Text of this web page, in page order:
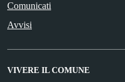
Comunicati
Avvisi
VIVERE IL COMUNE